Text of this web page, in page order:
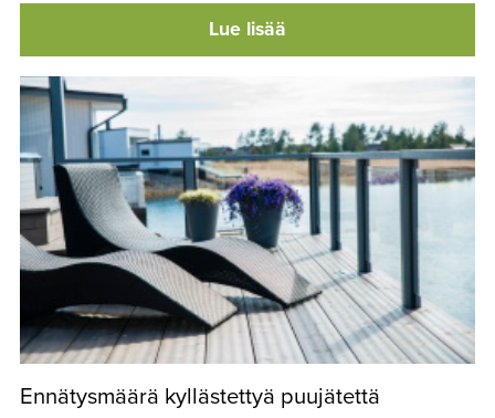
Lue lisää
Ennätysmäärä kyllästettyä puujätettä